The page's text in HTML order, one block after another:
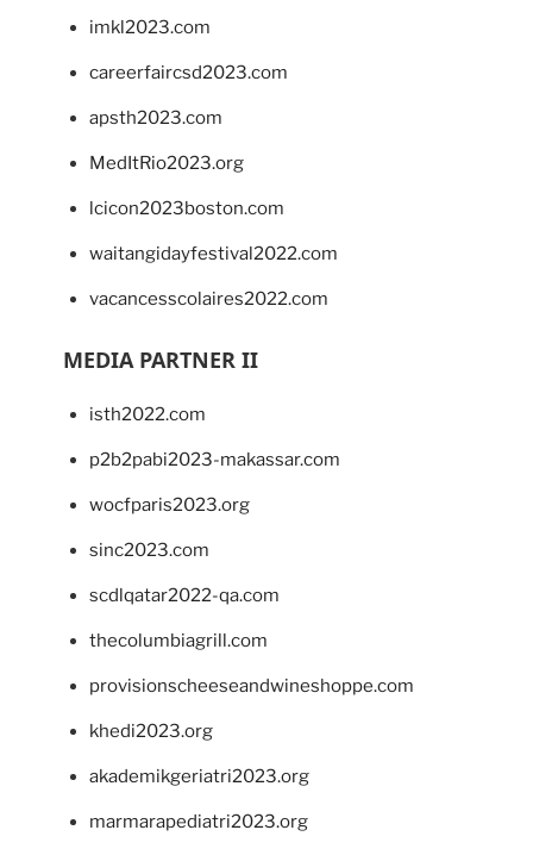
imkl2023.com
careerfaircsd2023.com
apsth2023.com
MedItRio2023.org
lcicon2023boston.com
waitangidayfestival2022.com
vacancesscolaires2022.com
MEDIA PARTNER II
isth2022.com
p2b2pabi2023-makassar.com
wocfparis2023.org
sinc2023.com
scdlqatar2022-qa.com
thecolumbiagrill.com
provisionscheeseandwineshoppe.com
khedi2023.org
akademikgeriatri2023.org
marmarapediatri2023.org